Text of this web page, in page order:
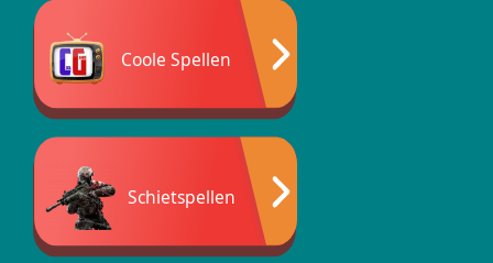
Coole Spellen
Schietspellen